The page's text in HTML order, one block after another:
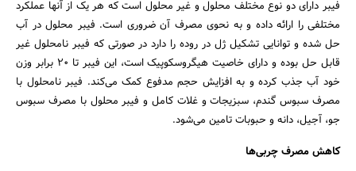
فیبر دارای دو نوع مختلف محلول و غیر محلول است که هر یک از آنها عملکرد
مختلفی را ارائه داده و به نحوی مصرف آن ضروری است. فیبر محلول در آب
حل شده و توانایی تشکیل ژل در روده را دارد در صورتی که فیبر نامحلول غیر
قابل حل بوده و دارای خاصیت هیگروسکوپیک است، این فیبر تا ۲۰ برابر وزن
خود آب جذب کرده و به افزایش حجم مدفوع کمک می‌کند. فیبر نامحلول با
مصرف سبوس گندم، سبزیجات و غلات کامل و فیبر محلول با مصرف سبوس
جو، آجیل، دانه و حبوبات تامین می‌شود.
کاهش مصرف چربی‌ها